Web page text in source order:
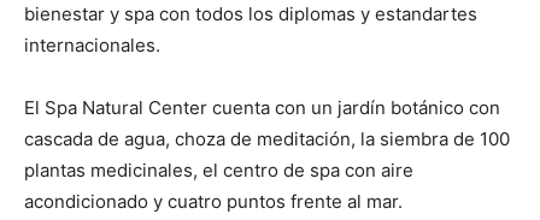
bienestar y spa con todos los diplomas y estandartes
internacionales.
El Spa Natural Center cuenta con un jardín botánico con
cascada de agua, choza de meditación, la siembra de 100
plantas medicinales, el centro de spa con aire
acondicionado y cuatro puntos frente al mar.